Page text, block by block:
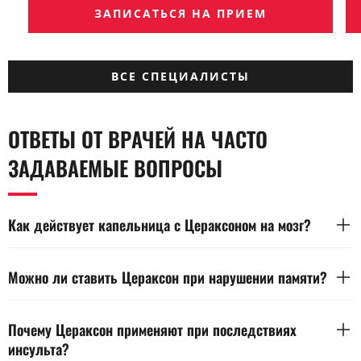
ЗАПИСАТЬСЯ НА ПРИЕМ
ВСЕ СПЕЦИАЛИСТЫ
ОТВЕТЫ ОТ ВРАЧЕЙ НА ЧАСТО
ЗАДАВАЕМЫЕ ВОПРОСЫ
Как действует капельница с Цераксоном на мозг?
клетках мозга и поддерживает нейроны. Препарат
защищает нервную ткань от повреждений и улучшает
реакции.
Можно ли ставить Цераксон при нарушении памяти?
поддержки работы мозга и улучшения когнитивных
функций. Препарат улучшает микроциркуляцию и питание
нейронов. Решение о применении принимает врач после
Почему Цераксон применяют при последствиях
инсульта?